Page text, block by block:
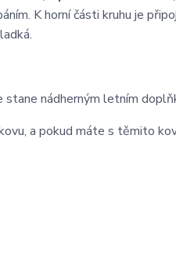
K horní části kruhu je
stane nádherným letním
a pokud máte s těmito